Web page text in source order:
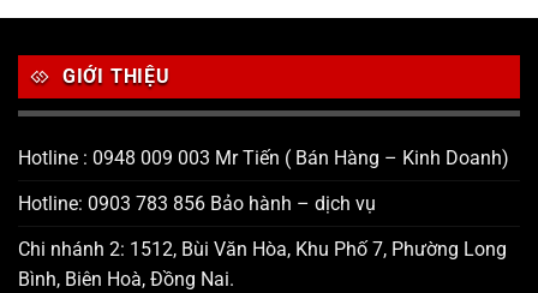
GIỚI THIỆU
Hotline : 0948 009 003 Mr Tiến ( Bán Hàng – Kinh Doanh)
Hotline: 0903 783 856 Bảo hành – dịch vụ
Chi nhánh 2: 1512, Bùi Văn Hòa, Khu Phố 7, Phường Long
Bình, Biên Hoà, Đồng Nai.